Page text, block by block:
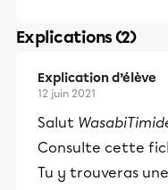
Explications (2)
Explication d’élève
12 juin 2021
Salut
Consulte cette
Tu y trouveras